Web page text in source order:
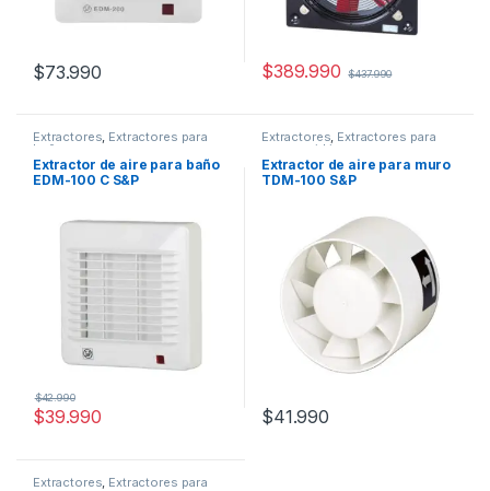
$73.990 $389.990 $437.990
Extractores, Extractores para
baño
Extractor de aire para baño
EDM-100 C S&P
$39.990
$42.990
Extractores, Extractores para
muro o vidrio
Extractor de aire para muro
TDM-100 S&P
$41.990
Extractores Extractores para